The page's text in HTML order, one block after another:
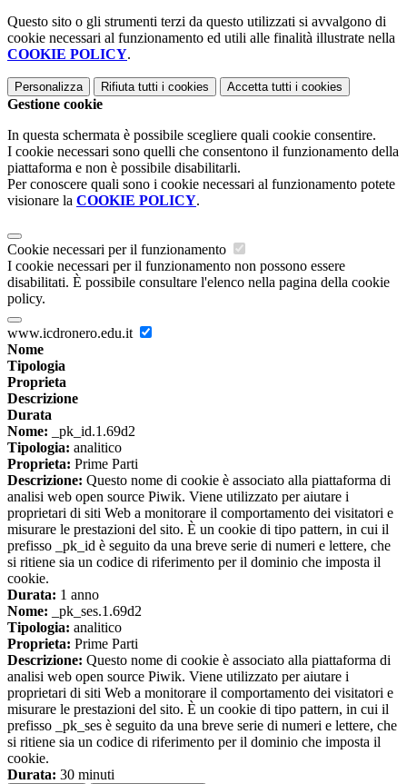
Questo sito o gli strumenti terzi da questo utilizzati si avvalgono di
cookie necessari al funzionamento ed utili alle finalità illustrate nella
COOKIE POLICY.
Personalizza Rifiuta tutti i cookies Accetta tutti i cookies
Gestione cookie
In questa schermata è possibile scegliere quali cookie consentire.
I cookie necessari sono quelli che consentono il funzionamento della
piattaforma e non è possibile disabilitarli.
Per conoscere quali sono i cookie necessari al funzionamento potete
visionare la COOKIE POLICY.
Cookie necessari per il funzionamento
I cookie necessari per il funzionamento non possono essere
disabilitati. È possibile consultare l'elenco nella pagina della cookie
policy.
www.icdronero.edu.it
Nome
Tipologia
Proprieta
Descrizione
Durata
Nome: _pk_id.1.69d2
Tipologia: analitico
Proprieta: Prime Parti
Descrizione: Questo nome di cookie è associato alla piattaforma di
analisi web open source Piwik. Viene utilizzato per aiutare i
proprietari di siti Web a monitorare il comportamento dei visitatori e
misurare le prestazioni del sito. È un cookie di tipo pattern, in cui il
prefisso _pk_id è seguito da una breve serie di numeri e lettere, che
si ritiene sia un codice di riferimento per il dominio che imposta il
cookie.
Durata: 1 anno
Nome: _pk_ses.1.69d2
Tipologia: analitico
Proprieta: Prime Parti
Descrizione: Questo nome di cookie è associato alla piattaforma di
analisi web open source Piwik. Viene utilizzato per aiutare i
proprietari di siti Web a monitorare il comportamento dei visitatori e
misurare le prestazioni del sito. È un cookie di tipo pattern, in cui il
prefisso _pk_ses è seguito da una breve serie di numeri e lettere, che
si ritiene sia un codice di riferimento per il dominio che imposta il
cookie.
Durata: 30 minuti